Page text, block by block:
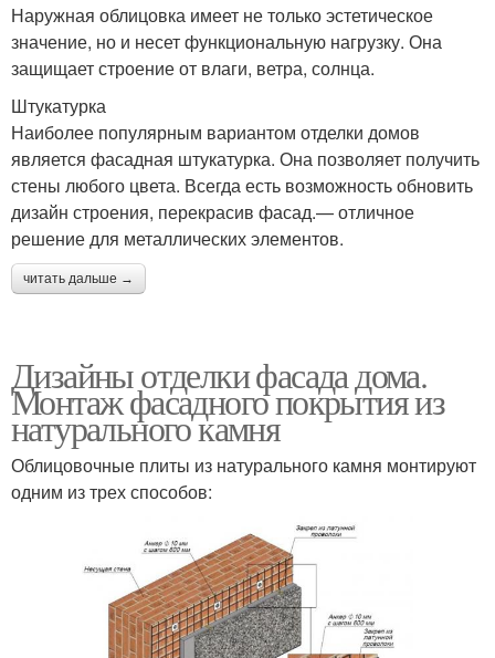
Наружная облицовка имеет не только эстетическое
значение, но и несет функциональную нагрузку. Она
защищает строение от влаги, ветра, солнца.
Штукатурка
Наиболее популярным вариантом отделки домов
является фасадная штукатурка. Она позволяет получить
стены любого цвета. Всегда есть возможность обновить
дизайн строения, перекрасив фасад.— отличное
решение для металлических элементов.
читать дальше →
Дизайны отделки фасада дома.
Монтаж фасадного покрытия из
натурального камня
Облицовочные плиты из натурального камня монтируют
одним из трех способов: